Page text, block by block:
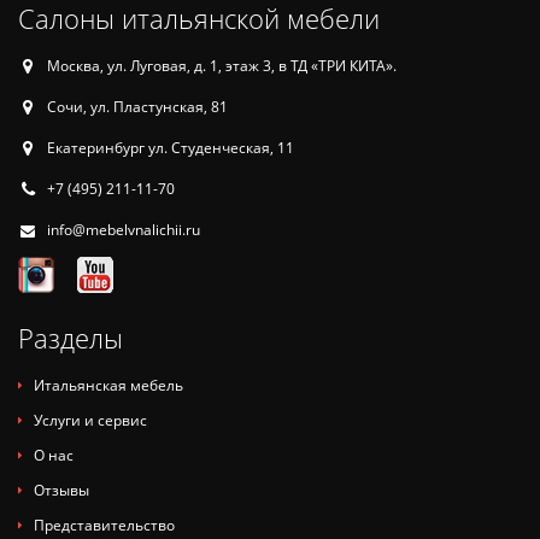
Салоны итальянской мебели
Москва, ул. Луговая, д. 1, этаж 3, в ТД «ТРИ КИТА».
Сочи, ул. Пластунская, 81
Екатеринбург ул. Студенческая, 11
+7 (495) 211-11-70
info@mebelvnalichii.ru
Разделы
Итальянская мебель
Услуги и сервис
О нас
Отзывы
Представительство